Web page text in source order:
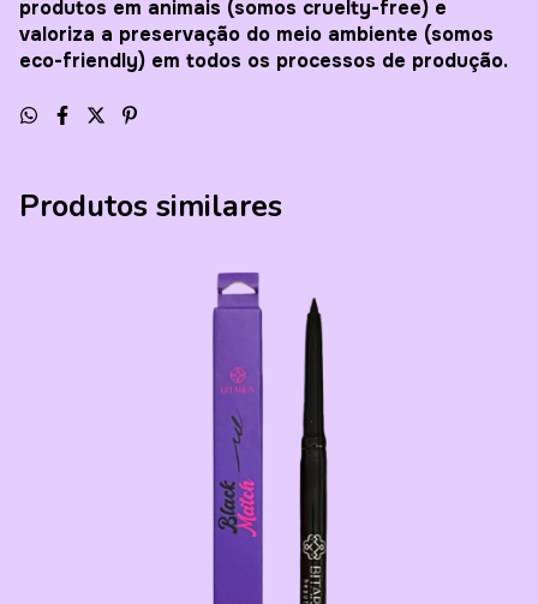
produtos em animais (somos cruelty-free) e
valoriza a preservação do meio ambiente (somos
eco-friendly) em todos os processos de produção.
Produtos similares